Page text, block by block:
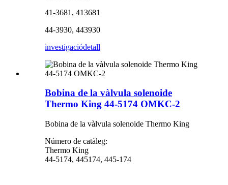
41-3681, 413681
44-3930, 443930
investigaciódetall
Bobina de la vàlvula solenoide
Thermo King 44-5174 OMKC-2
Bobina de la vàlvula solenoide Thermo King
Número de catàleg:
Thermo King
44-5174, 445174, 445-174